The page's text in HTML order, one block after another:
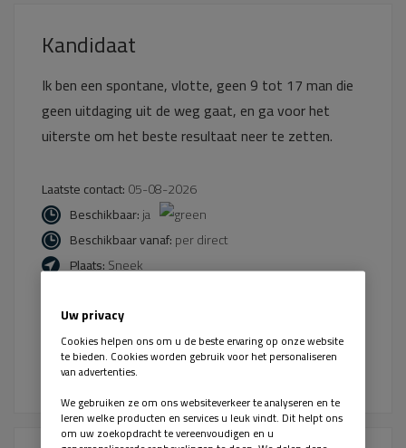
Kandidaat
Ik ben een spontane, vlotte, geen 9 tot 17 man die
geen uitdaging uit de weg gaat, en ga voor het
uiterste om het beste resultaat neer te zetten.
Laatste contact:05-08-2026
Beschikbaar:ja
Beschikbaar vanaf:per direct
Plaats:Sneek
Laatst bijgewerkt:
05-08-2026
Bekijk kandidaat
Uw privacy
Cookies helpen ons om u de beste ervaring op onze website
te bieden. Cookies worden gebruik voor het personaliseren
van advertenties.
We gebruiken ze om ons websiteverkeer te analyseren en te
leren welke producten en services u leuk vindt. Dit helpt ons
om uw zoekopdracht te vereenvoudigen en u